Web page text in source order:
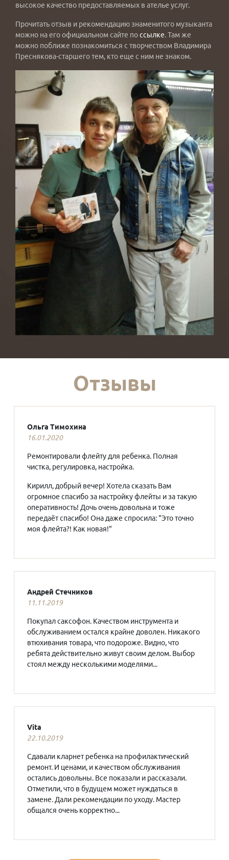
высокое качество предоставляемых в ателье услуг.
Прочитать отзыв и рекомендацию знаменитого музыканта
можно на его официальном сайте поссылке. Там же
можно поближе познакомиться с творчеством Владимира
Преснякова-старшего тем, кто еще с ним не знаком.
Отзывы
Ольга Тимохина
16.01.2020
Ремонтировали флейту для ребенка. Полная
чистка, регулировка, настройка.
Кирилл, добрый вечер! Хотела сказать Вам
огромное спасибо за настройку флейты и за такую
оперативность! Дочь очень довольна и тоже
передаёт спасибо! Она даже спросила: "Это точно
моя флейта?! Как новая!"
Андрей Стечников
11.11.2019
Покупал саксофон. Качеством инструмента и
обслуживанием остался крайне доволен. Никакого
втюхивания товара, что подороже. Видно, что
ребята действительно живут своим делом. Выбор
стоял между несколькими моделями...
Vita
22.10.2019
Сдавали кларнет ребенка на профилактический
ремонт. И ценами, и качеством обслуживания
остались довольны. Все показали и рассказали.
Отметили, что в будущем может нуждаться в
замене. Дали рекомендации по уходу. Мастер
общался очень корректно...